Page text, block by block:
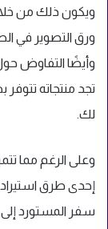
ويكون ذلك من
ورق التصوير في
وأيضًا التفاوض
تجد منتجاته
لك.
وعلى الرغم مما
إحدى طرق
سفر المستورد